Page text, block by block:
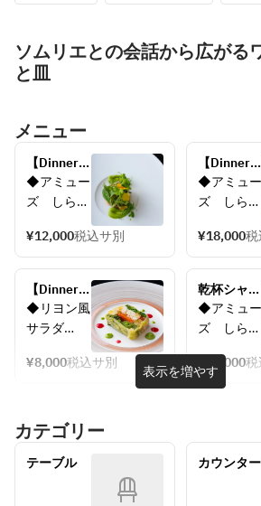
ソムリエとの会話から広がる
と皿
メニュー
【Dinner】
季節のろま
ねコース
(税込・サ
別)◆季節
の食材をバ
ランスよく
楽しめるお
任せプラ
デート、多
◆アミュー
ズ　しら
イモ　チー
ズ
◆冷前
菜　　新玉
葱　緑豆
◆温前菜
ぶ　菜花
◆魚料理
真鯛　赤米
¥12,000税込サ別
【Dinner】
季節のろま
ねコース
(税込・サ
別)新鮮な
活オマール
海老をはじ
め、季節の
食材をふん
用。シェフ
の技が光る
◆アミュー
ズ　しら
イモ　チー
ズ
◆冷前菜
新玉葱　緑
豆　甘海老
真鯛　赤米
黒米
ル　抹茶
パスティス
¥18,000税
【Dinner】
季節のろま
ねコース
込・サ別)
れない体験
に◆スマー
トに楽しむ
◆リヨン風
サラダ
ニと野菜の
ース
◆季節のス
ープ
¥8,000税込サ別
乾杯シャン
パン付き！
記念日・顔
まねセレブ
レーション
◆アミュー
ズ　しら
イモ　チー
ズ
豆　甘海老
◆温前菜
¥20,000税
表示を増やす
カテゴリー
テーブル カウンター